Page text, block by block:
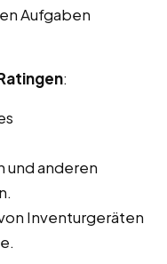
Aufgaben
:
und anderen
Inventurgeräten